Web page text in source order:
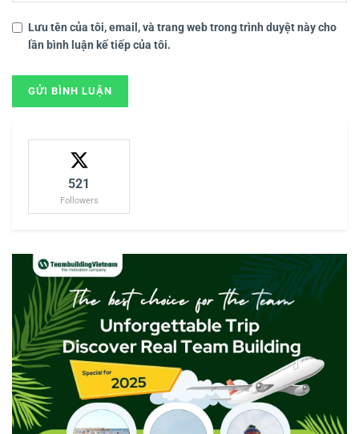
Lưu tên của tôi, email, và trang web trong trình duyệt này cho
lần bình luận kế tiếp của tôi.
521
Followers